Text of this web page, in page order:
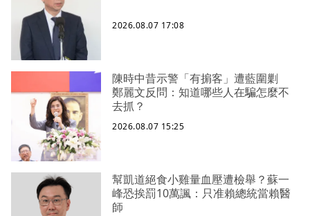
2026.08.07 17:08
陳時中昔示警「有掮客」遭藍圍剿
鄭麗文反問：知道哪些人在騙怎麼不
去抓？
2026.08.07 15:25
幫凱道絕食小雞量血壓遭檢舉？蘇一
峰恐挨罰10萬諷：只准賴總統當賴醫
師